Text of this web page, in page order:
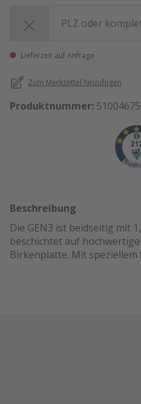
Lieferzeit auf Anfrage
Zum Merkzettel hinzufügen
Produktnummer: 51004675
Beschreibung
Die GEN3 ist beidseitig mit
beschichtet auf
Birkenplatte. Mit speziellem